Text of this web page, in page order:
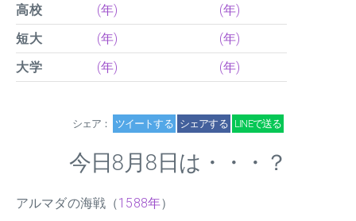
高校
(年)
(年)
短大
(年)
(年)
大学
(年) (年)
シェア： ツイートする シェアする LINEで送る
今日8月8日は・・・？
アルマダの海戦（1588年）